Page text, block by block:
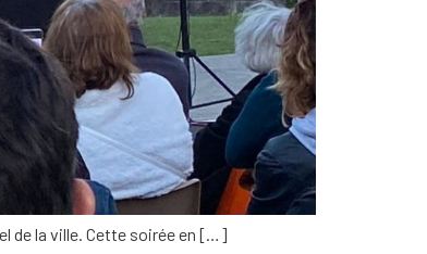
de la ville. Cette soirée en […]